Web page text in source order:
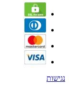
נגישות